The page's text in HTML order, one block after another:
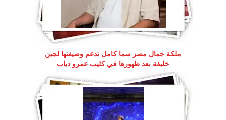
ملكة جمال مصر سما كامل تدعم وصيفتها لجين
خليفة بعد ظهورها في كليب عمرو دياب